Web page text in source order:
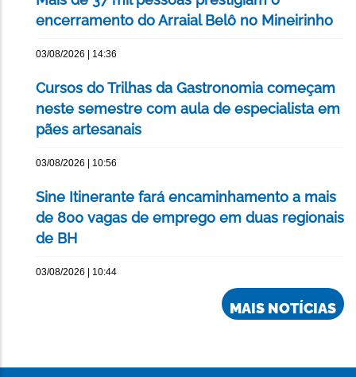
encerramento do Arraial Belô no Mineirinho
03/08/2026 | 14:36
Cursos do Trilhas da Gastronomia começam
neste semestre com aula de especialista em
pães artesanais
03/08/2026 | 10:56
Sine Itinerante fará encaminhamento a mais
de 800 vagas de emprego em duas regionais
de BH
03/08/2026 | 10:44
MAIS NOTÍCIAS